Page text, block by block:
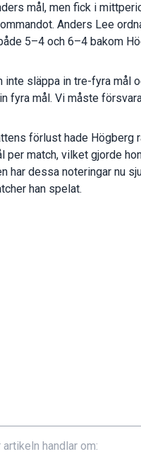
mål, men fick i
Anders Lee
5–4 och 6–4 bakom
inte släppa in tre-fyra mål
fyra mål. Vi måste
förlust hade
per match, vilket gjorde
har dessa noteringar nu
han spelat.
artikeln handlar om: